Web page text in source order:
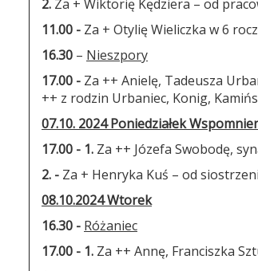
2. Za + Wiktorię Kędziera – od
11.00 - Za + Otylię Wieliczka w 6
16.30 – Nieszpory
17.00 - Za ++ Anielę, Tadeusza
++ z rodzin Urbaniec, Konig,
07.10. 2024 Poniedziałek
17.00 - 1. Za ++ Józefa Swobodę,
2. - Za + Henryka Kuś – od
08.10.2024 Wtorek
16.30 - Różaniec
17.00 - 1. Za ++ Annę, Franciszka